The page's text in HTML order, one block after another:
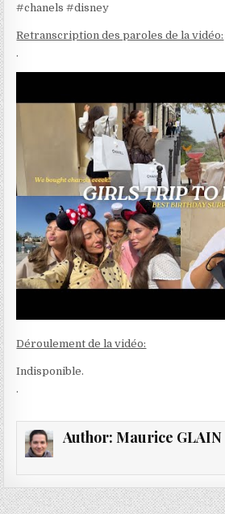
#chanels #disney
Retranscription des paroles de la vidéo:
.
Déroulement de la vidéo:
Indisponible.
.
Author: Maurice GLAIN